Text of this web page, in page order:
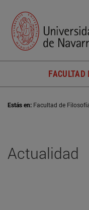
Estás en: Facultad de
Actualidad